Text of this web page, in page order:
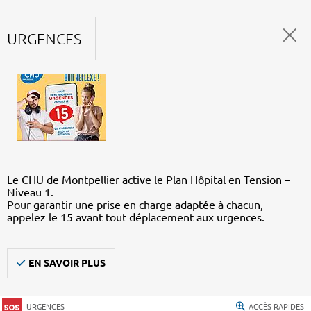
URGENCES
Le CHU de Montpellier active le Plan Hôpital en Tension –
Niveau 1.
Pour garantir une prise en charge adaptée à chacun,
appelez le 15 avant tout déplacement aux urgences.
EN SAVOIR PLUS
URGENCES ACCÈS RAPIDES